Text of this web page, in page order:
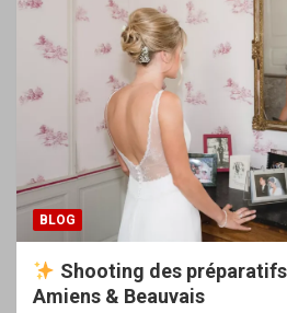
BLOG
Shooting des
Amiens & Beauvais